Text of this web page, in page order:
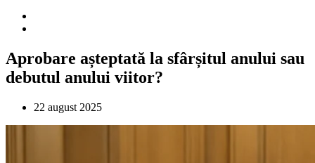
Aprobare așteptată la sfârșitul anului sau
debutul anului viitor?
22 august 2025